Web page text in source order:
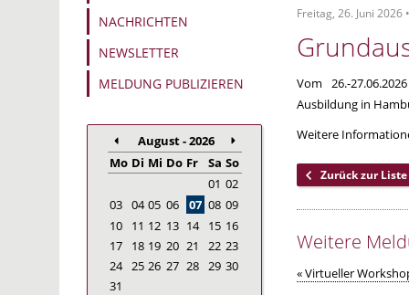
NACHRICHTEN
NEWSLETTER
MELDUNG PUBLIZIEREN
August - 2026
Mo Di Mi Do Fr Sa So
01 02
03 04 05 06 07 08 09
10
11 12 13 14 15 16
17
18 19 20 21 22 23
24 25 26 27 28 29 30
31
Freitag, 26. Juni 2026
Vom 26.-
Ausbildung in
Weitere
Zurück zur Liste
Weitere
« Virtueller